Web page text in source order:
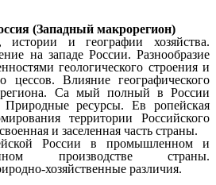
(Западный макрорегион)
истории и географии хозяйства.
на западе России. Разнообразие
геологического строения и
цессов. Влияние географического
Са мый полный в России
ресурсы. Ев ропейская
территории Российского
и заселенная часть страны.
России в промышленном и
производстве страны.
хозяйственные различия.